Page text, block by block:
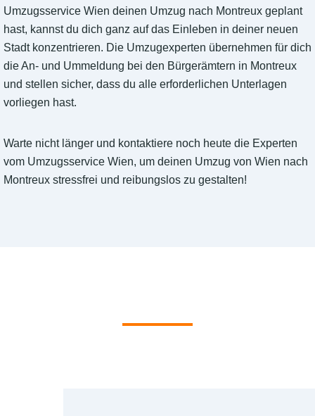
Umzugsservice Wien deinen Umzug nach Montreux geplant
hast, kannst du dich ganz auf das Einleben in deiner neuen
Stadt konzentrieren. Die Umzugexperten übernehmen für dich
die An- und Ummeldung bei den Bürgerämtern in Montreux
und stellen sicher, dass du alle erforderlichen Unterlagen
vorliegen hast.
Warte nicht länger und kontaktiere noch heute die Experten
vom Umzugsservice Wien, um deinen Umzug von Wien nach
Montreux stressfrei und reibungslos zu gestalten!